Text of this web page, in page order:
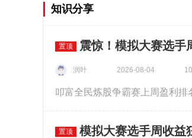
知识分享
置顶 震惊！模拟大赛选手
润叶 2026-08-04
置顶 模拟大赛选手周收益